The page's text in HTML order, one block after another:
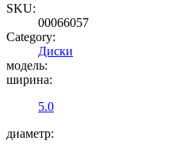
SKU:
00066057
Category:
Диски
модель:
ширина:
5.0
диаметр: